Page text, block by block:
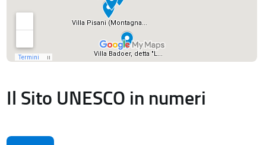
Il Sito UNESCO in numeri